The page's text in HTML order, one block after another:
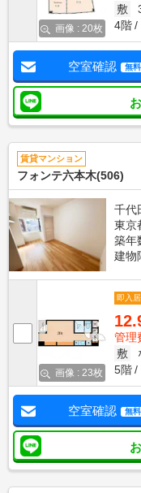
画像 : 20枚
敷
4階
空室確認 無料
賃貸マンション
フォンテ六本木(506)
千代
東京
築年
建物
画像 : 23枚
即入居
管理
敷
5階
空室確認 無料